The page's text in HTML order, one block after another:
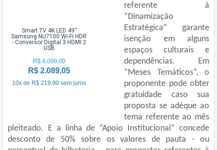
Smart TV 4K LED 49”
Samsung NU7100 Wi-Fi HDR
- Conversor Digital 3 HDMI 2
USB
R$ 4.099,00
R$ 2.089,05
10x de R$ 219,90 sem juros
referente à
“Dinamização
Estratégica” garante
isenção em alguns
espaços culturais e
dependências. Em
“Meses Temáticos”, o
proponente pode obter
gratuidade caso sua
proposta se adéque ao
tema referente ao mês
pleiteado. E a linha de “Apoio Institucional” concede
desconto de 50% sobre os valores de pauta - ou